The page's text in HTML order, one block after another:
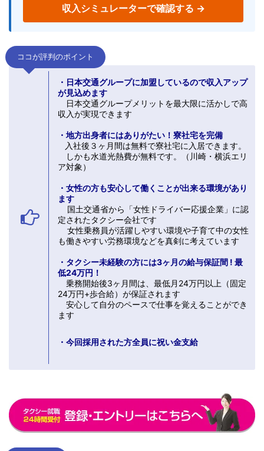
収入シミュレーターで確認する →
ココが評判のポイント
・日本交通グループに加盟しているので収入アップ
が見込めます
日本交通グループメリットを最大限に活かしで高
収入が実現できます
・地方出身者にはありがたい！寮社宅を完備
入社後３ヶ月間は無料で寮社宅に入居できます。
しかも水道光熱費が無料です。（川崎・横浜エリ
ア対象）
・女性の方も安心して働くことが出来る環境があり
ます
国土交通省から「女性ドライバー応援企業」に認
定されたタクシー会社です
女性乗務員が活躍しやすい環境や子育て中の女性
も働きやすい労務環境などを真剣に考えています
・タクシー未経験の方には3ヶ月の給与保証間 ! 最
低24万円！
乗務開始後3ヶ月間は、最低月24万円以上（固定
24万円+歩合給）が保証されます
安心して自分のペースで仕事を覚えることができ
ます
・今回採用された方全員に祝い金支給